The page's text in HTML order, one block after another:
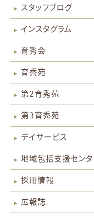
スタッフブログ
インスタグラム
育秀会
育秀苑
第2育秀苑
第3育秀苑
デイサービス
地域包括支援センタ
採用情報
広報誌